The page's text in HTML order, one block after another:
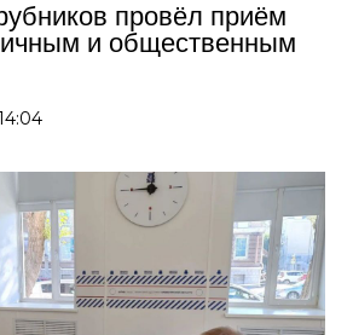
провёл приём
и общественным